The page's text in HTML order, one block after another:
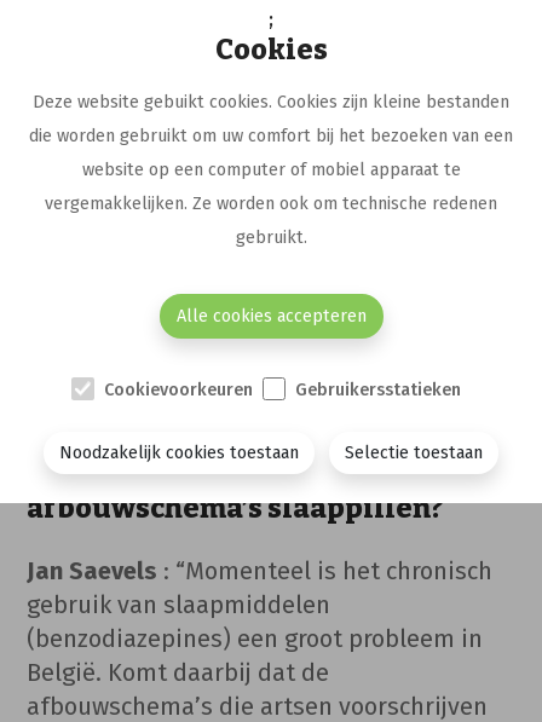
;
Cookies
Deze website gebuikt cookies. Cookies zijn kleine bestanden
die worden gebruikt om uw comfort bij het bezoeken van een
website op een computer of mobiel apparaat te
vergemakkelijken. Ze worden ook om technische redenen
gebruikt.
Alle cookies accepteren
Cookievoorkeuren Gebruikersstatieken
Noodzakelijk cookies toestaan Selectie toestaan
Hoe werkt het?
Het filament dat van boven in de printer
aangebracht wordt (zie afb.), wordt
kortstondig vloeibaar na opwarming tot 160
geprint doordat de printpen van links naar
rechts en van achter naar voor beweegt,
langzaam naar beneden beweegt. Zielink
Goedkopere magistrale
afbouwschema’s slaappillen?
Jan Saevels : “Momenteel is het chronisch
gebruik van slaapmiddelen
(benzodiazepines) een groot probleem in
België. Komt daarbij dat de
afbouwschema’s die artsen voorschrijven